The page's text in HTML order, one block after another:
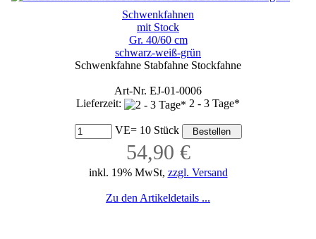
Schwenkfahnen
mit Stock
Gr. 40/60 cm
schwarz-weiß-grün
Schwenkfahne Stabfahne Stockfahne
Art-Nr. EJ-01-0006
Lieferzeit:
2 - 3 Tage*
VE= 10 Stück
54,90 €
inkl. 19% MwSt, zzgl. Versand
Zu den Artikeldetails ...